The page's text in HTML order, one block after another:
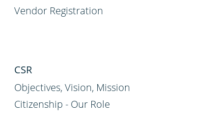
Vendor Registration
CSR
Objectives, Vision, Mission
Citizenship - Our Role